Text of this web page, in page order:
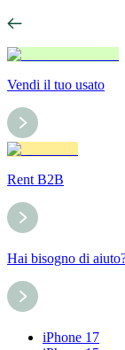
Vendi il tuo usato
Rent B2B
Hai bisogno di
iPhone 17